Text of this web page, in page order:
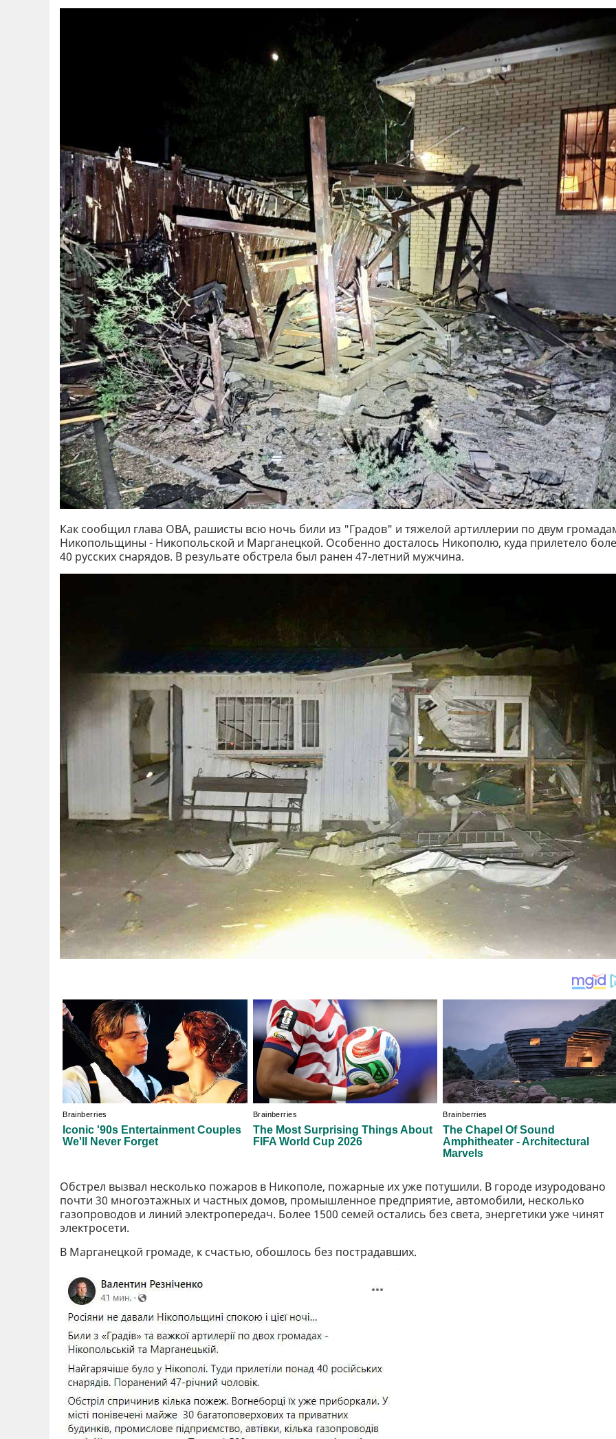
Как сообщил глава ОВА, рашисты всю ночь били из "Градов" и тяжелой артиллерии по двум
Никопольщины - Никопольской и Марганецкой. Особенно досталось Никополю, куда прилетело
40 русских снарядов. В резульате обстрела был ранен 47-летний мужчина.
Обстрел вызвал несколько пожаров в Никополе, пожарные их уже потушили. В городе изуродовано
почти 30 многоэтажных и частных домов, промышленное предприятие, автомобили, несколько
газопроводов и линий электропередач. Более 1500 семей остались без света, энергетики уже чинят
электросети.
В Марганецкой громаде, к счастью, обошлось без пострадавших.